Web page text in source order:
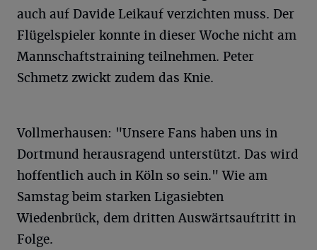
auch auf Davide Leikauf verzichten muss. Der
Flügelspieler konnte in dieser Woche nicht am
Mannschaftstraining teilnehmen. Peter
Schmetz zwickt zudem das Knie.
Vollmerhausen: "Unsere Fans haben uns in
Dortmund herausragend unterstützt. Das wird
hoffentlich auch in Köln so sein." Wie am
Samstag beim starken Ligasiebten
Wiedenbrück, dem dritten Auswärtsauftritt in
Folge.